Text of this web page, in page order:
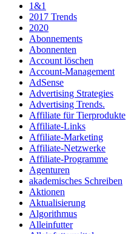
1&1
2017 Trends
2020
Abonnements
Abonnenten
Account löschen
Account-Management
AdSense
Advertising Strategies
Advertising Trends.
Affiliate für Tierprodukte
Affiliate-Links
Affiliate-Marketing
Affiliate-Netzwerke
Affiliate-Programme
Agenturen
akademisches Schreiben
Aktionen
Aktualisierung
Algorithmus
Alleinfutter